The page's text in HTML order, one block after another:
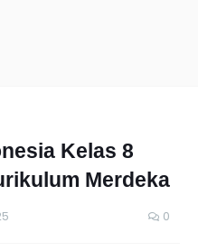
Kelas 8
Merdeka
0